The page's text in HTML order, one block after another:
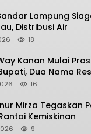
Lampung
Distribusi Air
18
Kanan Mulai
Dua Nama
16
Mirza Tegaskan
Kemiskinan
9